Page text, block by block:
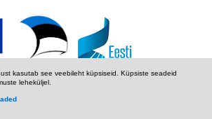
kasutab see veebileht küpsiseid. Küpsiste seadeid
leheküljel.